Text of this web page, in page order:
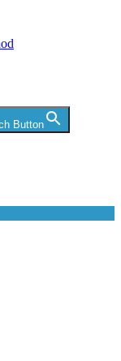
Button